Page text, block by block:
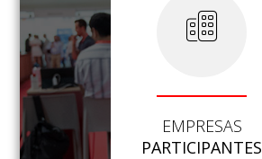
EMPRESAS
PARTICIPANTES